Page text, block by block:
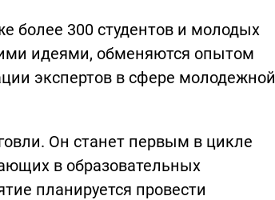
более 300 студентов и молодых
идеями, обменяются опытом
экспертов в сфере молодежной
Он станет первым в цикле
в образовательных
планируется провести